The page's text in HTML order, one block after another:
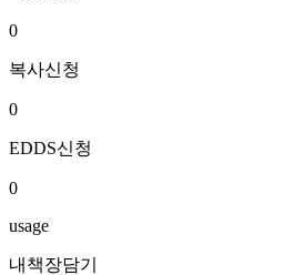
0
복사신청
0
EDDS신청
0
usage
내책장담기